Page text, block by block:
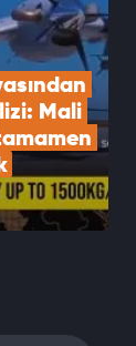
Mali